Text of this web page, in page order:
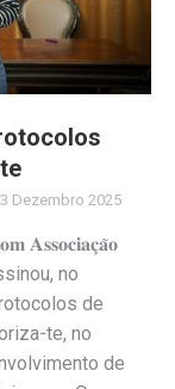
Dezembro 2025
𝐀𝐬𝐬𝐨𝐜𝐢𝐚𝐜̧𝐚̃𝐨
no
de
te, no
de